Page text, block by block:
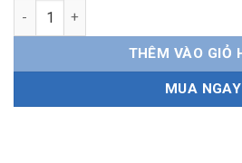
Gạt mưa Mercedes GLC200 Silicone
THÊM VÀO GIỎ
MUA NGAY